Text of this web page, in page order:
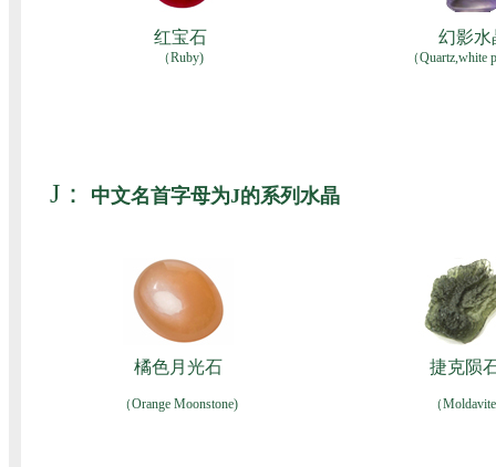
红宝石
（Ruby)
幻影水
（Quartz,white
J： 中文名首字母为J的系列水晶
橘色月光石
（Orange Moonstone)
捷克陨
（